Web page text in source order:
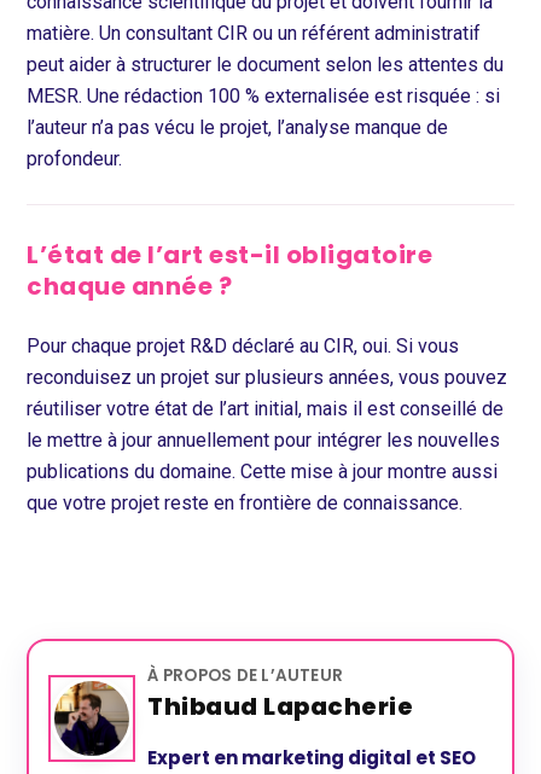
matière. Un consultant CIR ou un référent administratif
peut aider à structurer le document selon les attentes du
MESR. Une rédaction 100 % externalisée est risquée : si
l’auteur n’a pas vécu le projet, l’analyse manque de
profondeur.
L’état de l’art est-il obligatoire
chaque année ?
Pour chaque projet R&D déclaré au CIR, oui. Si vous
reconduisez un projet sur plusieurs années, vous pouvez
réutiliser votre état de l’art initial, mais il est conseillé de
le mettre à jour annuellement pour intégrer les nouvelles
publications du domaine. Cette mise à jour montre aussi
que votre projet reste en frontière de connaissance.
À PROPOS DE L’AUTEUR
Thibaud Lapacherie
Expert en marketing digital et SEO